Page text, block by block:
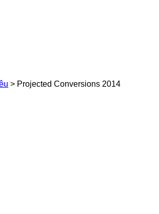
> Projected Conversions 2014